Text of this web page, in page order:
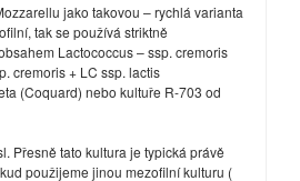
jako takovou – rychlá varianta
tak se používá striktně
Lactococcus – ssp. cremoris
cremoris + LC ssp. lactis
(Coquard) nebo kultuře R-703 od
Přesně tato kultura je typická právě
použijeme jinou mezofilní kulturu (